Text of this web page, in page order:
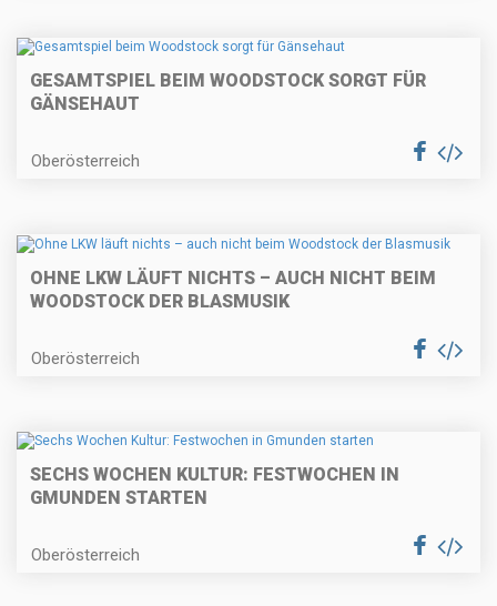
GESAMTSPIEL BEIM WOODSTOCK SORGT FÜR
GÄNSEHAUT
Oberösterreich
OHNE LKW LÄUFT NICHTS – AUCH NICHT BEIM
WOODSTOCK DER BLASMUSIK
Oberösterreich
SECHS WOCHEN KULTUR: FESTWOCHEN IN
GMUNDEN STARTEN
Oberösterreich